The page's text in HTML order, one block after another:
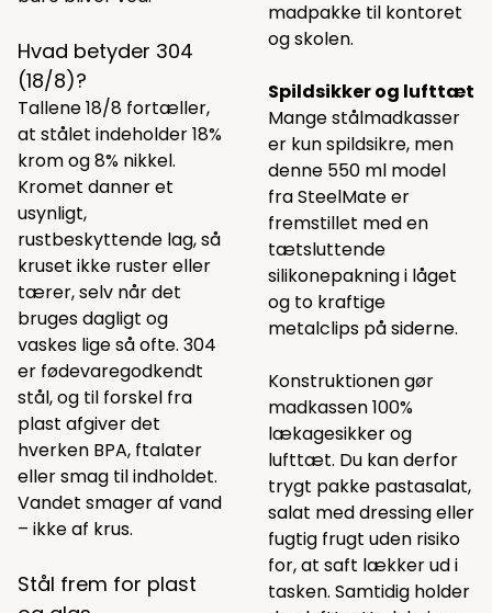
Hvad betyder 304
(18/8)?
Tallene 18/8 fortæller,
at stålet indeholder 18%
krom og 8% nikkel.
Kromet danner et
usynligt,
rustbeskyttende lag, så
kruset ikke ruster eller
tærer, selv når det
bruges dagligt og
vaskes lige så ofte. 304
er fødevaregodkendt
stål, og til forskel fra
plast afgiver det
hverken BPA, ftalater
eller smag til indholdet.
Vandet smager af vand
– ikke af krus.
Stål frem for plast
madpakke til kontoret
og skolen.
Spildsikker og lufttæt
Mange stålmadkasser
er kun spildsikre, men
denne 550 ml model
fra SteelMate er
fremstillet med en
tætsluttende
silikonepakning i låget
og to kraftige
metalclips på siderne.
Konstruktionen gør
madkassen 100%
lækagesikker og
lufttæt. Du kan derfor
trygt pakke pastasalat,
salat med dressing eller
fugtig frugt uden risiko
for, at saft lækker ud i
tasken. Samtidig holder